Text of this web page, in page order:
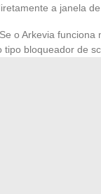
a janela de
o Arkevia
bloqueador de